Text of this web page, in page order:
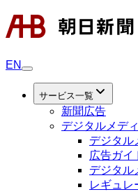
EN
サービス一覧
新聞広告
デジタルメデ
デジタル
広告ガイ
デジタル
レギュレ